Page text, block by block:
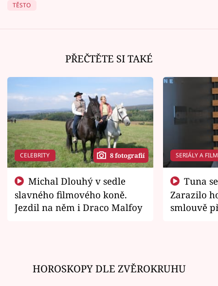
TĚSTO
PŘEČTĚTE SI TAKÉ
CELEBRITY 8 fotografií
slavného filmového koně.
Jezdil na něm i Draco Malfoy
SERIÁLY A
Zarazilo
smlouvě
HOROSKOPY DLE ZVĚROKRUHU